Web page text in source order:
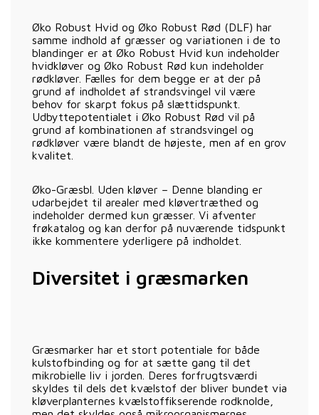
Øko Robust Hvid og Øko Robust Rød (DLF) har
samme indhold af græsser og variationen i de to
blandinger er at Øko Robust Hvid kun indeholder
hvidkløver og Øko Robust Rød kun indeholder
rødkløver. Fælles for dem begge er at der på
grund af indholdet af strandsvingel vil være
behov for skarpt fokus på slættidspunkt.
Udbyttepotentialet i Øko Robust Rød vil på
grund af kombinationen af strandsvingel og
rødkløver være blandt de højeste, men af en grov
kvalitet.
Øko-Græsbl. Uden kløver – Denne blanding er
udarbejdet til arealer med kløvertræthed og
indeholder dermed kun græsser. Vi afventer
frøkatalog og kan derfor på nuværende tidspunkt
ikke kommentere yderligere på indholdet.
Diversitet i græsmarken
Græsmarker har et stort potentiale for både
kulstofbinding og for at sætte gang til det
mikrobielle liv i jorden. Deres forfrugtsværdi
skyldes til dels det kvælstof der bliver bundet via
kløverplanternes kvælstoffikserende rodknolde,